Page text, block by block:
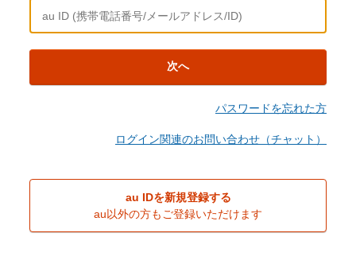
次へ
パスワードを忘れた方
ログイン関連のお問い合わせ（チャット）
au IDを新規登録する
au以外の方もご登録いただけます